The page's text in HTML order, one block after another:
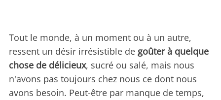
Tout le monde, à un moment ou à un autre,
ressent un désir irrésistible de goûter à quelque
chose de délicieux, sucré ou salé, mais nous
n'avons pas toujours chez nous ce dont nous
avons besoin. Peut-être par manque de temps,